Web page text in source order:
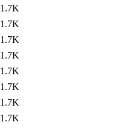
1.7K
1.7K
1.7K
1.7K
1.7K
1.7K
1.7K
1.7K